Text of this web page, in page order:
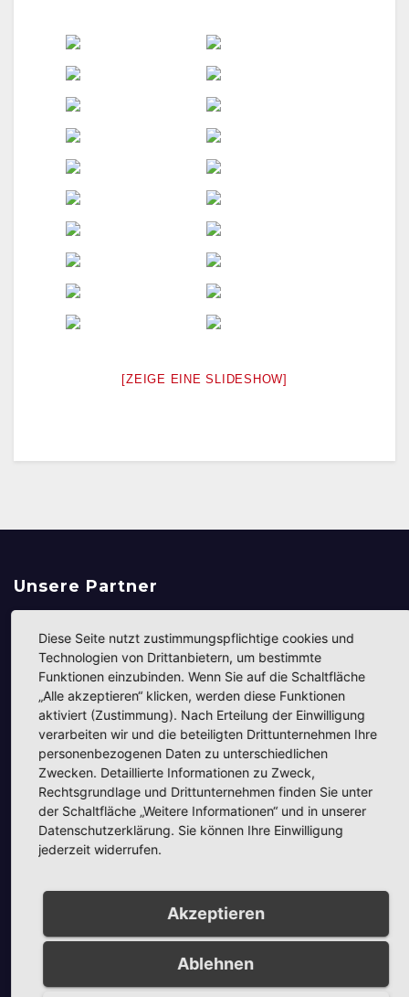
[ZEIGE EINE SLIDESHOW]
Unsere Partner
Unsere Partner
Diese Seite nutzt zustimmungspflichtige cookies und
Technologien von Drittanbietern, um bestimmte
Funktionen einzubinden. Wenn Sie auf die Schaltfläche
„Alle akzeptieren“ klicken, werden diese Funktionen
aktiviert (Zustimmung). Nach Erteilung der Einwilligung
verarbeiten wir und die beteiligten Drittunternehmen Ihre
personenbezogenen Daten zu unterschiedlichen
Zwecken. Detaillierte Informationen zu Zweck,
Rechtsgrundlage und Drittunternehmen finden Sie unter
der Schaltfläche „Weitere Informationen“ und in unserer
Datenschutzerklärung. Sie können Ihre Einwilligung
jederzeit widerrufen.
Akzeptieren
Ablehnen